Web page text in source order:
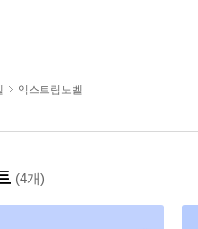
익스트림노벨
(4개)